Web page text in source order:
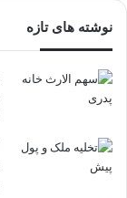
نوشته های تازه